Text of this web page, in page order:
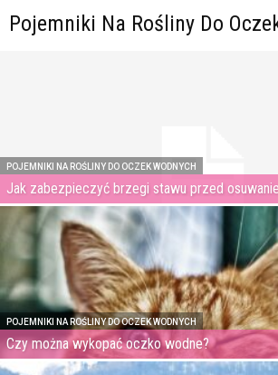
Pojemniki Na Rośliny Do
POJEMNIKI NA ROŚLINY DO OCZEK WODNYCH
Jak zabezpieczyć brzegi stawu przed
POJEMNIKI NA ROŚLINY DO OCZEK WODNYCH
Czy można wykopać oczko wodne?